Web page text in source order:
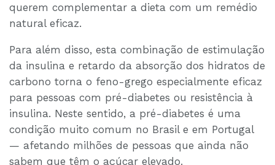
querem complementar a dieta com um remédio
natural eficaz.
Para além disso, esta combinação de estimulação
da insulina e retardo da absorção dos hidratos de
carbono torna o feno-grego especialmente eficaz
para pessoas com pré-diabetes ou resistência à
insulina. Neste sentido, a pré-diabetes é uma
condição muito comum no Brasil e em Portugal
— afetando milhões de pessoas que ainda não
sabem que têm o açúcar elevado.